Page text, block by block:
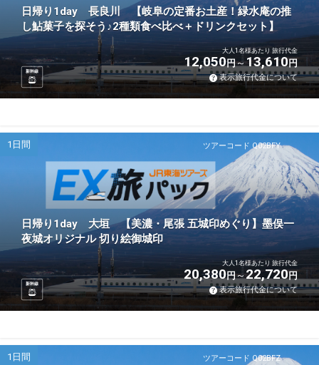
日帰り1day 長良川 【岐阜の定番お土産！緑水庵の推
し鮎菓子を探そう♪2種類食べ比べ＋ドリンクセット】
新幹線
大人1名様あたり 旅行代金
12,050円 13,610円
表示旅行代金について
ツアーコード Q02BFY
1日間
日帰り1day 大垣 【美濃・尾張 五城印めぐり】墨俣一
夜城オリジナル 切り絵御城印
新幹線
大人1名様あたり 旅行代金
20,380円 22,720円
表示旅行代金について
ツアーコード Q02BFZ
1日間